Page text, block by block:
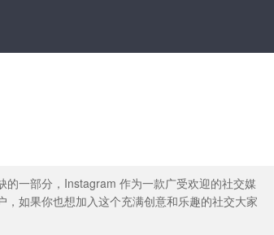
一部分，Instagram 作为一款广受欢迎的社交媒
如果你也想加入这个充满创意和乐趣的社交大家